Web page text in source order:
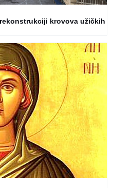
krovova užičkih